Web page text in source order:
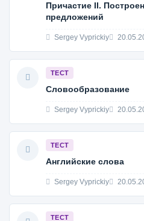
Причастие II.
предложений
Sergey Vyprickiy
ТЕСТ
Словообразование
Sergey Vyprickiy
ТЕСТ
Английские слова
Sergey Vyprickiy
ТЕСТ